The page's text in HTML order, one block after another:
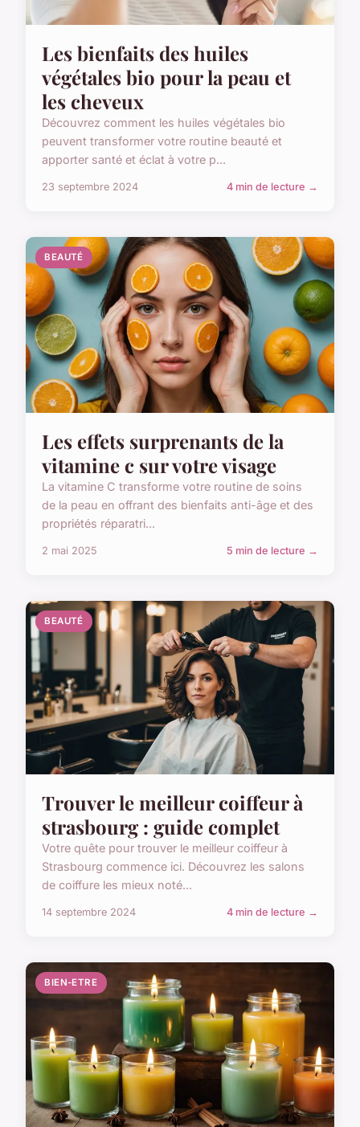
Les bienfaits des huiles
végétales bio pour la peau et
les cheveux
Découvrez comment les huiles végétales bio
peuvent transformer votre routine beauté et
apporter santé et éclat à votre p...
23 septembre 2024 4 min de lecture →
BEAUTÉ
Les effets surprenants de la
vitamine c sur votre visage
La vitamine C transforme votre routine de soins
de la peau en offrant des bienfaits anti-âge et des
propriétés réparatri...
2 mai 2025 5 min de lecture →
BEAUTÉ
Trouver le meilleur coiffeur à
strasbourg : guide complet
Votre quête pour trouver le meilleur coiffeur à
Strasbourg commence ici. Découvrez les salons
de coiffure les mieux noté...
14 septembre 2024 4 min de lecture →
BIEN-ETRE